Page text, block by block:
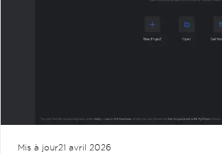
Mis à jour21 avril 2026